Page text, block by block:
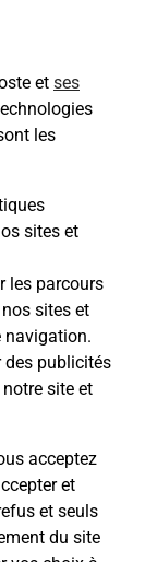
et ses
les
sites et
les parcours
sites et
navigation.
des publicités
site et
acceptez
et
et seuls
du site
contact